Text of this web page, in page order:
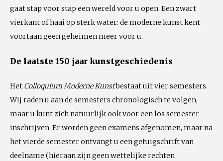
gaat stap voor stap een wereld voor u open. Een zwart
vierkant of haai op sterk water: de moderne kunst kent
voortaan geen geheimen meer voor u.
De laatste 150 jaar kunstgeschiedenis
Het Colloquium Moderne Kunstbestaat uit vier semesters.
Wij raden u aan de semesters chronologisch te volgen,
maar u kunt zich natuurlijk ook voor een los semester
inschrijven. Er worden geen examens afgenomen, maar na
het vierde semester ontvangt u een getuigschrift van
deelname (hieraan zijn geen wettelijke rechten